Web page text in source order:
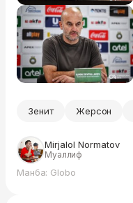
Зенит Жерсон
Mirjalol Normatov
Муаллиф
Манба: Globo